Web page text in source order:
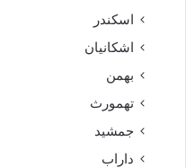
اسکندر
اشکانیان
بهمن
تهمورث
جمشید
داراب